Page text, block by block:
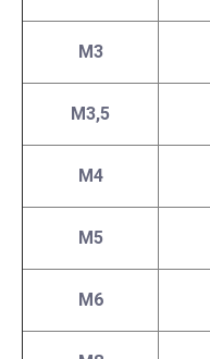
М3
М3,5
М4
М5
М6